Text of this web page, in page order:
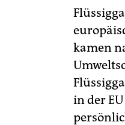
kamen
in der